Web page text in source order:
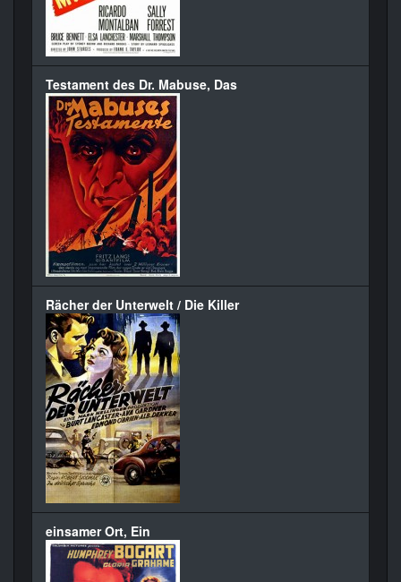
Testament des Dr. Mabuse, Das
Rächer der Unterwelt / Die Killer
einsamer Ort, Ein